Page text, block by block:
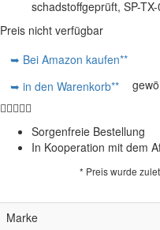
Preis nicht verfügbar
➥ Bei Amazon kaufen**
➥ in den Warenkorb**
Sorgenfreie Bestellung
In Kooperation mit dem
* Preis wurde
Marke